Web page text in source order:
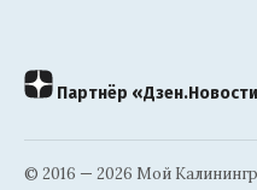
Партнёр
© 2016 — 2026 Мой